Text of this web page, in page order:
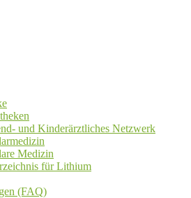
und Kinderärztliches Netzwerk
Medizin
für Lithium
(FAQ)